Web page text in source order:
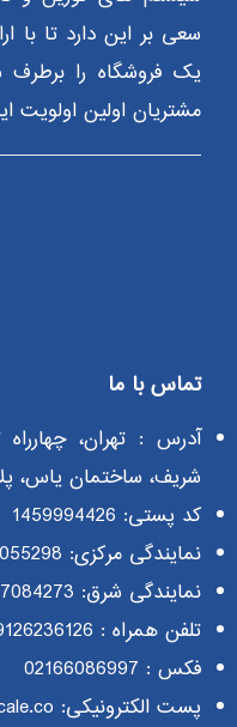
سعی بر این دارد تا با
یک فروشگاه را برطرف
مشتریان اولین
تماس با ما
آدرس : تهران،
شریف، ساختمان یاس، پلاک 116، طبقه 3،
کد پستی: 1459994426
نمایندگی مرکزی:
نمایندگی شرق:
تلفن همراه :
فکس : 02166086997
پست الکترونیکی: info@allscale.co